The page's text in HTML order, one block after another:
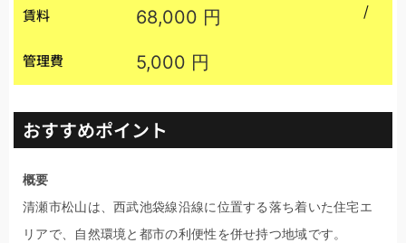
賃料 68,000 円 /
管理費 5,000 円
おすすめポイント
概要
清瀬市松山は、西武池袋線沿線に位置する落ち着いた住宅エ
リアで、自然環境と都市の利便性を併せ持つ地域です。